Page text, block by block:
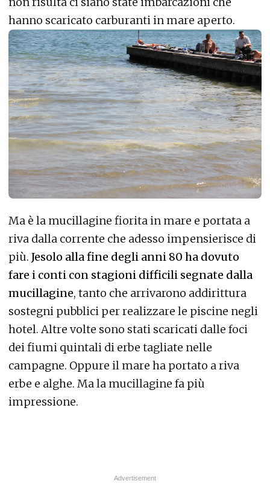
hanno scaricato carburanti in mare aperto.
Ma è la mucillagine fiorita in mare e portata a
riva dalla corrente che adesso impensierisce di
più. Jesolo alla fine degli anni 80 ha dovuto
fare i conti con stagioni difficili segnate dalla
mucillagine, tanto che arrivarono addirittura
sostegni pubblici per realizzare le piscine negli
hotel. Altre volte sono stati scaricati dalle foci
dei fiumi quintali di erbe tagliate nelle
campagne. Oppure il mare ha portato a riva
erbe e alghe. Ma la mucillagine fa più
impressione.